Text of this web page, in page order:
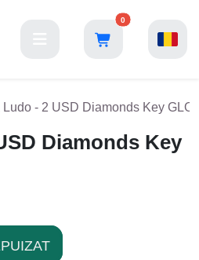
0
Ludo - 2 USD Diamonds Key
Diamonds Key